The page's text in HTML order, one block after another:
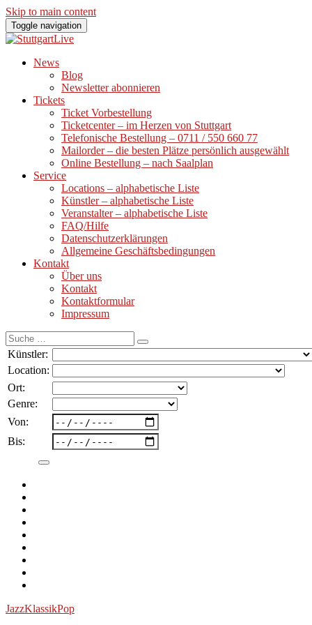
Skip to main content
Toggle navigation
News
Blog
Newsletter abonnieren
Tickets
Ticket Vorbestellung
Ticketcenter – im Herzen von Stuttgart
Telefonische Bestellung – 0711 / 550 660 77
Mailorder – die besten Plätze persönlich ausgewählt
Online Bestellung – nach Saalplan
Service
Locations – alphabetische Liste
Künstler – alphabetische Liste
Veranstalter – alphabetische Liste
FAQ/Hilfe
Datenschutzerklärungen
Allgemeine Geschäftsbedingungen
Kontakt
Über uns
Kontakt
Kontaktformular
Impressum
Suche
nach:
Künstler:
Location:
Ort:
Genre:
Von:
Bis:
JazzKlassikPop